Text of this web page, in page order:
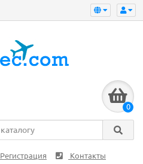
0
Регистрация
Контакты